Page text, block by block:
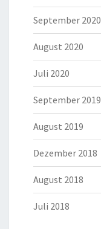
September 2020
August 2020
Juli 2020
September 2019
August 2019
Dezember 2018
August 2018
Juli 2018